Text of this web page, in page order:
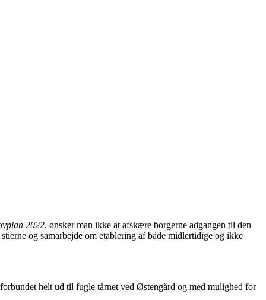
2022, ønsker man ikke at afskære borgerne adgangen til den
og samarbejde om etablering af både midlertidige og ikke
helt ud til fugle tårnet ved Østengård og med mulighed for